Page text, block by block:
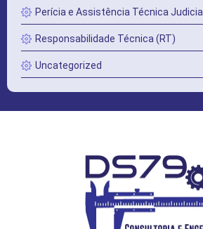
Perícia e Assistência Técnica Judicial
Responsabilidade Técnica (RT)
Uncategorized